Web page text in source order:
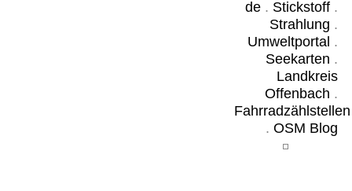
de. Stickstoff.
Strahlung .
Umweltportal .
Seekarten .
Landkreis
Offenbach .
Fahrradzählstellen
. OSM Blog